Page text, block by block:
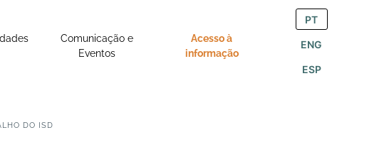
Comunicação e
Eventos
Acesso à
informação
PT
ENG
ESP
DO ISD